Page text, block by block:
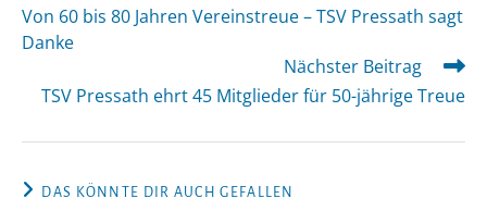
Artikel
ansehen
Von 60 bis 80 Jahren Vereinstreue – TSV Pressath sagt
Danke
Nächster Beitrag
TSV Pressath ehrt 45 Mitglieder für 50-jährige Treue
DAS KÖNNTE DIR AUCH GEFALLEN